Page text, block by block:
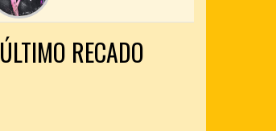
ÚLTIMO RECADO